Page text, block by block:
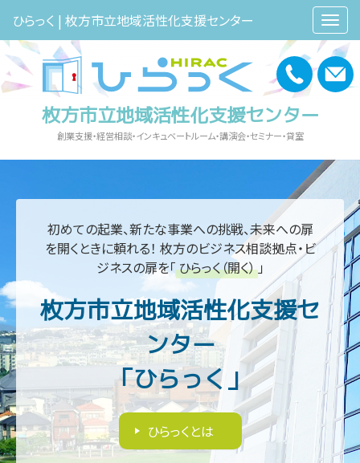
ひらっく | 枚方市立地域活性化支援センター
枚方市立地域活性化支援センター
創業支援・経営相談・インキュベートルーム・講演会・セミナー・貸室
初めての起業、新たな事業への挑戦、未来への扉
を開くときに頼れる！ 枚方のビジネス相談拠点・ビ
ジネスの扉を「ひらっく（開く）」
枚方市立地域活性化支援セ
ンター
「ひらっく」
ひらっくとは